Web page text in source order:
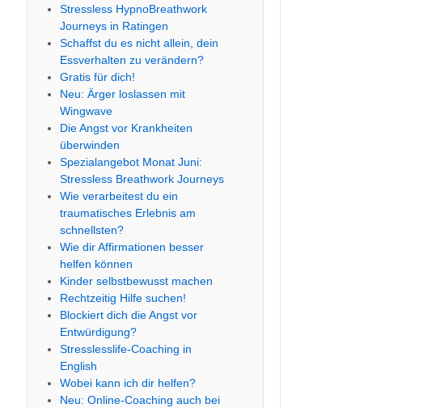
Stressless HypnoBreathwork
Journeys in Ratingen
Schaffst du es nicht allein, dein
Essverhalten zu verändern?
Gratis für dich!
Neu: Ärger loslassen mit
Wingwave
Die Angst vor Krankheiten
überwinden
Spezialangebot Monat Juni:
Stressless Breathwork Journeys
Wie verarbeitest du ein
traumatisches Erlebnis am
schnellsten?
Wie dir Affirmationen besser
helfen können
Kinder selbstbewusst machen
Rechtzeitig Hilfe suchen!
Blockiert dich die Angst vor
Entwürdigung?
Stresslesslife-Coaching in
English
Wobei kann ich dir helfen?
Neu: Online-Coaching auch bei